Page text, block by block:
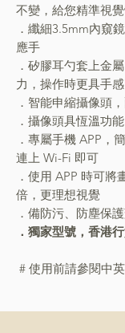
不變，給您精準視
．纖細3.5mm內窺
應手
．矽膠耳勺套上金
力，操作時更具手感
．智能申縮攝像頭
．攝像頭具恆溫功
．專屬手機 APP，
連上 Wi-Fi 即可
．使用 APP 時可將
倍，更理想視覺
．備防污、防塵保
．獨家型號，香港
# 使用前請參閱中